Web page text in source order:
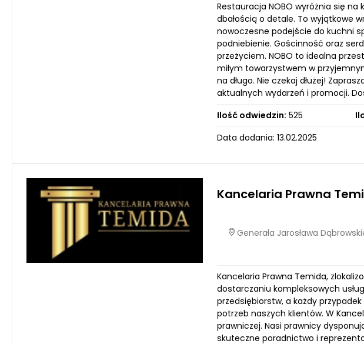
Restauracja NOBO wyróżnia się na
dbałością o detale. To wyjątkowe
nowoczesne podejście do kuchni
podniebienie. Gościnność oraz
przeżyciem. NOBO to idealna
miłym towarzystwem w
na długo. Nie czekaj dłużej!
aktualnych wydarzeń i promocji.
Ilość odwiedzin: 525
Data dodania: 13.02.2025
Kancelaria Prawna
Generała Jarosława
Kancelaria Prawna Temida,
dostarczaniu kompleksowych
przedsiębiorstw, a każdy
potrzeb naszych klientów. W
prawniczej. Nasi prawnicy
skuteczne poradnictwo i